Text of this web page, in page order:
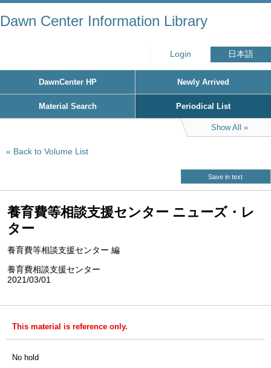
Dawn Center Information Library
Login 日本語
DawnCenter HP Newly Arrived
Material Search Periodical List
Show All
Back to Volume List
Save in text
養育費等相談支援センター ニューズ・レ
ター
養育費等相談支援センター 編
養育費相談支援センター
2021/03/01
This material is reference only.
No hold